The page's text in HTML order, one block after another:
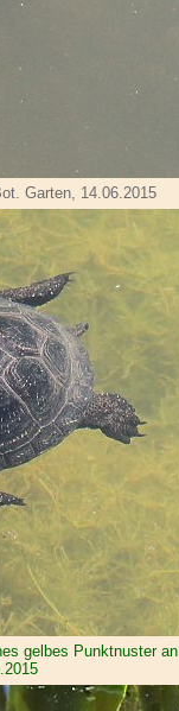
Garten, 14.06.2015
gelbes Punktnuster an